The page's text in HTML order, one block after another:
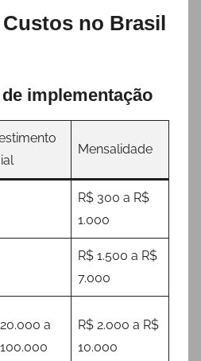
no Brasil
implementação
Mensalidade
R$ 300 a R$
1.000
R$ 1.500 a R$
7.000
a
R$ 2.000 a R$
10.000